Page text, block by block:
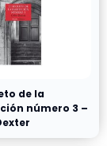
de la
número 3 –